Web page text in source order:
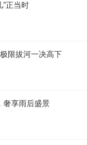
”正当时
限拔河一决高下
奢享雨后盛景